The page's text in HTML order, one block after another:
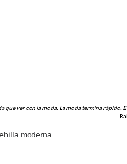
que ver con la moda. La moda termina rápido.
moderna